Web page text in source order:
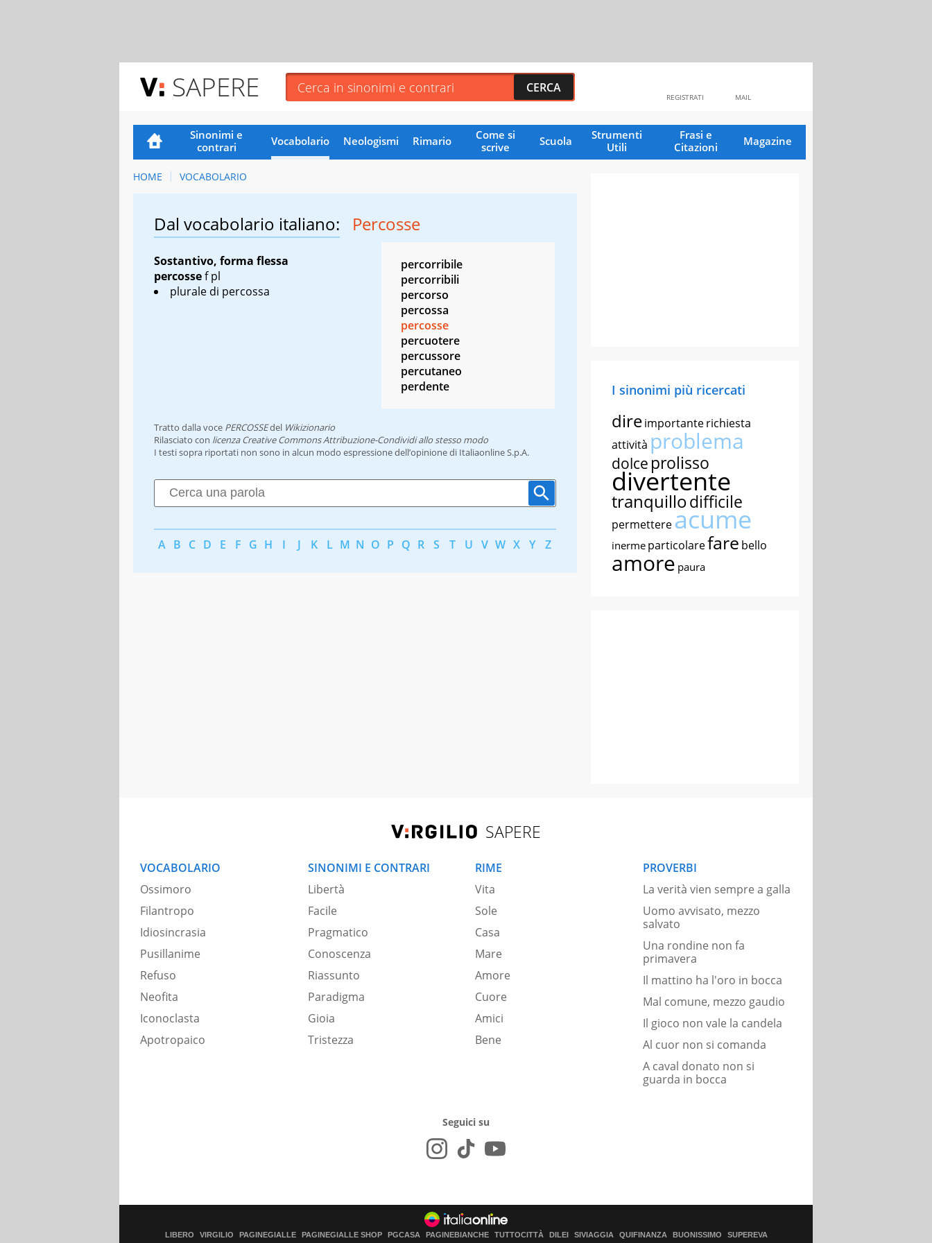
SAPERE MAIL
REGISTRATI
Sinonimi e
contrari
Vocabolario Neologismi Rimario
Come si
scrive
Scuola
Strumenti
Utili
Frasi e
Citazioni
Magazine
HOME VOCABOLARIO
Dal vocabolario italiano: Percosse
Sostantivo, forma flessa
percossef pl
plurale di percossa
percorribile
percorribili
percorso
percossa
percosse
percuotere
percussore
percutaneo
perdente
Tratto dalla voce PERCOSSEdel Wikizionario
Rilasciato con licenza Creative Commons Attribuzione-Condividi allo stesso modo
I testi sopra riportati non sono in alcun modo espressione dell’opinione di Italiaonline S.p.A.
A B C D E F G H I J K L M N O P Q R S T U V W X Y Z
I sinonimi più ricercati
direimportanterichiesta
attività problema
dolce prolisso
divertente
tranquillodifficile
permettereacume
inerme particolarefare bello
amore paura
SAPERE
VOCABOLARIO
Ossimoro
Filantropo
Idiosincrasia
Pusillanime
Refuso
Neofita
Iconoclasta
Apotropaico
SINONIMI E CONTRARI
Libertà
Facile
Pragmatico
Conoscenza
Riassunto
Paradigma
Gioia
Tristezza
RIME
Vita
Sole
Casa
Mare
Amore
Cuore
Amici
Bene
PROVERBI
La verità vien sempre a galla
Uomo avvisato, mezzo
salvato
Una rondine non fa
primavera
Il mattino ha l'oro in bocca
Mal comune, mezzo gaudio
Il gioco non vale la candela
Al cuor non si comanda
A caval donato non si
guarda in bocca
Seguici su
LIBERO VIRGILIO PAGINEGIALLE PAGINEGIALLE SHOP PGCASA PAGINEBIANCHE TUTTOCITTÀ DILEI SIVIAGGIA QUIFINANZA BUONISSIMO SUPEREVA